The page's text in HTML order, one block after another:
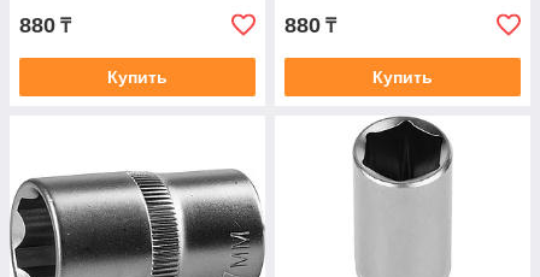
880 ₸
Купить
880 ₸
Купить